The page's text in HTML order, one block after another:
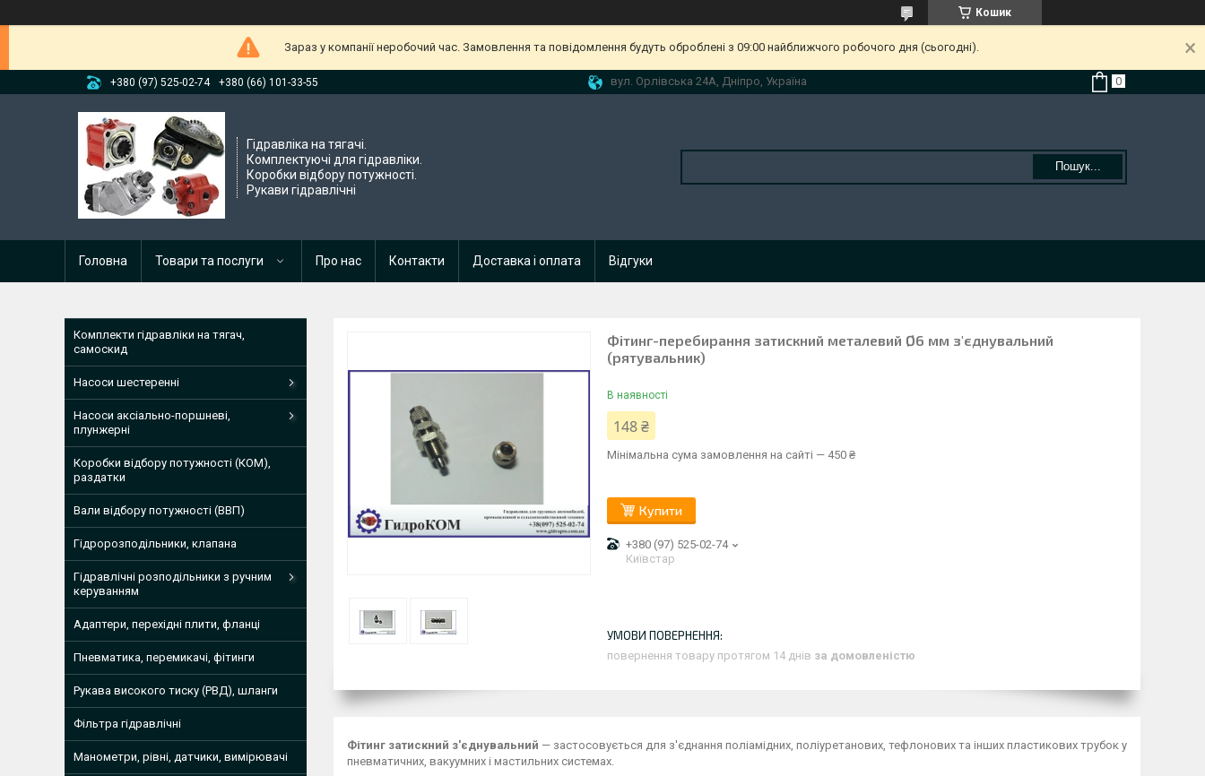
Кошик
Зараз у компанії неробочий час. Замовлення та повідомлення будуть оброблені з 09:00 найближчого робочого дня (сьогодні).
+380 (97) 525-02-74 +380 (66) 101-33-55 вул. Орлівська 24А, Дніпро, Україна
Гідравліка на тягачі.
Комплектуючі для гідравліки.
Коробки відбору потужності.
Рукави гідравлічні
Пошук...
Головна Товари та послуги Про нас Контакти Доставка і оплата Відгуки
Фітинг-перебирання затискний металевий Ø6 мм з'єднувальний
(рятувальник)
В наявності
148 ₴
Мінімальна сума замовлення на сайті — 450 ₴
Купити
+380 (97) 525-02-74
Київстар
повернення товару протягом 14 днів за домовленістю
Фітинг затискний з'єднувальний — застосовується для з'єднання поліамідних, поліуретанових, тефлонових та інших пластикових трубок у
пневматичних, вакуумних і мастильних системах.
Комплекти гідравліки на тягач,
самоскид
Насоси шестеренні
Насоси аксіально-поршневі,
плунжерні
Коробки відбору потужності (КОМ),
раздатки
Вали відбору потужності (ВВП)
Гідророзподільники, клапана
Гідравлічні розподільники з ручним
керуванням
Адаптери, перехідні плити, фланці
Пневматика, перемикачі, фітинги
Рукава високого тиску (РВД), шланги
Фільтра гідравлічні
Манометри, рівні, датчики, вимірювачі